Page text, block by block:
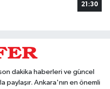
21:30
dakika haberleri ve güncel
paylaşır. Ankara'nın en önemli